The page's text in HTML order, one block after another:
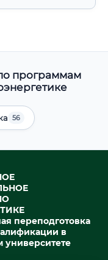
программам
56
переподготовка
в
университете